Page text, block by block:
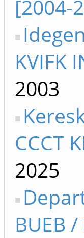
[2004-
KVIFK
2003
CCCT
2025
BUEB